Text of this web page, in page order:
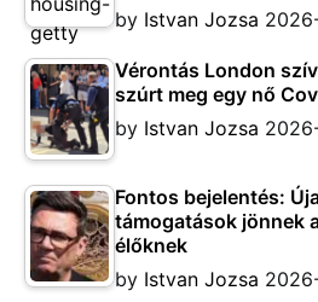
by Istvan Jozsa
Vérontás London
szúrt meg egy nő
by Istvan Jozsa
Fontos bejelentés:
támogatások jönnek
élőknek
by Istvan Jozsa